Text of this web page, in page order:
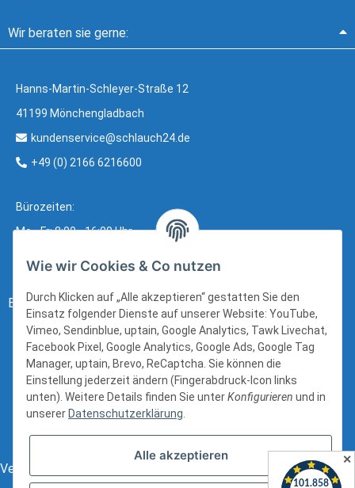
Wir beraten sie gerne:
Hanns-Martin-Schleyer-Straße 12
41199 Mönchengladbach
kundenservice@schlauch24.de
+49 (0) 2166 6216600
Bürozeiten:
Mo - Fr: 8:00 - 16:00 Uhr
Bezahlung:
Versand:
Wie wir Cookies & Co nutzen
Durch Klicken auf „Alle akzeptieren“ gestatten Sie den
Einsatz folgender Dienste auf unserer Website: YouTube,
Vimeo, Sendinblue, uptain, Google Analytics, Tawk Livechat,
Facebook Pixel, Google Analytics, Google Ads, Google Tag
Manager, uptain, Brevo, ReCaptcha. Sie können die
Einstellung jederzeit ändern (Fingerabdruck-Icon links
unten). Weitere Details finden Sie unterKonfigurieren und in
unserer Datenschutzerklärung.
Alle akzeptieren ✕